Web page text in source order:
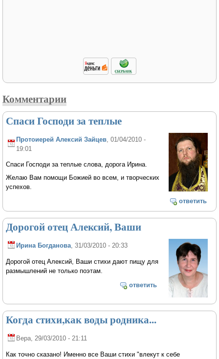
Комментарии
Спаси Господи за теплые
Протоиерей Алексий Зайцев , 01/04/2010 -
19:01
Спаси Господи за теплые слова, дорога Ирина.
Желаю Вам помощи Божией во всем, и творческих
успехов.
ответить
Дорогой отец Алексий, Ваши
Ирина Богданова, 31/03/2010 - 20:33
Дорогой отец Алексий, Ваши стихи дают пищу для
размышлений не только поэтам.
ответить
Когда стихи,как воды родника...
Вера , 29/03/2010 - 21:11
Как точно сказано! Именно все Ваши стихи "влекут к себе